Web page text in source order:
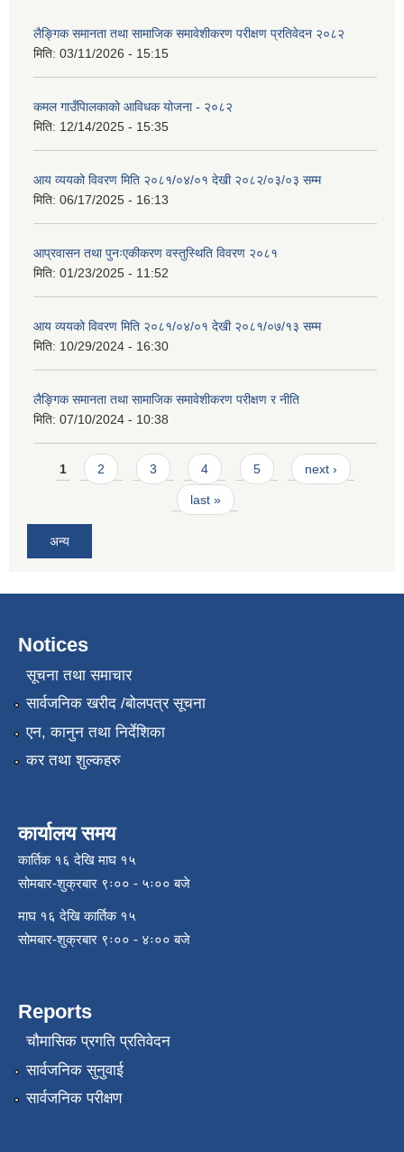
लैङ्गिक समानता तथा सामाजिक समावेशीकरण परीक्षण प्रतिवेदन २०८२
मिति: 03/11/2026 - 15:15
कमल गाउँपािलकाको आविधक योजना - २०८२
मिति: 12/14/2025 - 15:35
आय व्ययको विवरण मिति २०८१/०४/०१ देखी २०८२/०३/०३ सम्म
मिति: 06/17/2025 - 16:13
आप्रवासन तथा पुनःएकीकरण वस्तुस्थिति विवरण २०८१
मिति: 01/23/2025 - 11:52
आय व्ययको विवरण मिति २०८१/०४/०१ देखी २०८१/०७/१३ सम्म
मिति: 10/29/2024 - 16:30
लैङ्गिक समानता तथा सामाजिक समावेशीकरण परीक्षण र नीति
मिति: 07/10/2024 - 10:38
Pages
1 2 3 4 5 next ›
last »
अन्य
Notices
सूचना तथा समाचार
सार्वजनिक खरीद /बोलपत्र सूचना
एन, कानुन तथा निर्देशिका
कर तथा शुल्कहरु
कार्यालय समय
कार्तिक १६ देखि माघ १५
सोमबार-शुक्रबार ९ः०० - ५ः०० बजे
माघ १६ देखि कार्तिक १५
सोमबार-शुक्रबार ९ः०० - ४ः०० बजे
Reports
चौमासिक प्रगति प्रतिवेदन
सार्वजनिक सुनुवाई
सार्वजनिक परीक्षण